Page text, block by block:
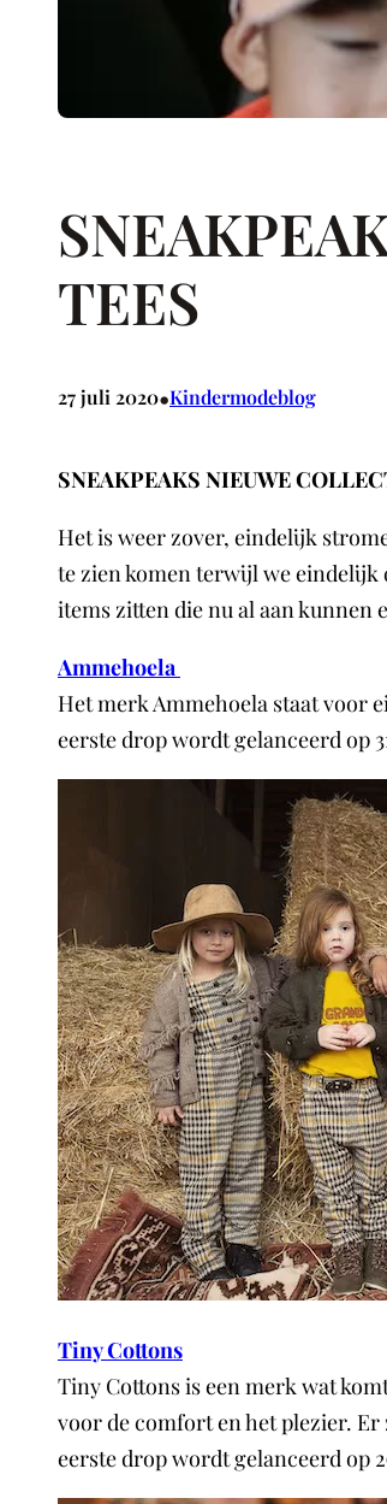
TEES
27 juli 2020•Kindermodeblog
SNEAKPEAKS NIEUWE
Het is weer zover, eindelijk
te zien komen terwijl we eindelijk
items zitten die nu al aan kunnen
Ammehoela
Het merk Ammehoela staat voor
eerste drop wordt gelanceerd op
Tiny Cottons
Tiny Cottons is een merk wat
voor de comfort en het plezier.
eerste drop wordt gelanceerd op